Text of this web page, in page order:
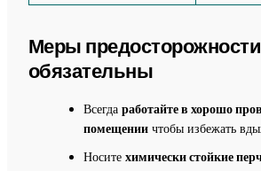
Меры предосторожности
обязательны
Всегда работайте в хорошо
помещениичтобы избежать
Носите химически стойкие